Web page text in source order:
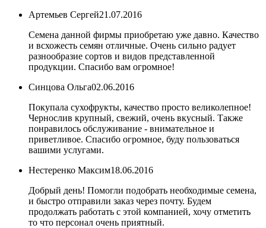
Артемьев Сергей21.07.2016
Семена данной фирмы приобретаю уже давно. Качество
и всхожесть семян отличные. Очень сильно радует
разнообразие сортов и видов представленной
продукции. Спасибо вам огромное!
Синцова Ольга02.06.2016
Покупала сухофрукты, качество просто великолепное!
Чернослив крупный, свежий, очень вкусный. Также
понравилось обслуживание - внимательное и
приветливое. Спасибо огромное, буду пользоваться
вашими услугами.
Нестеренко Максим18.06.2016
Добрый день! Помогли подобрать необходимые семена,
и быстро отправили заказ через почту. Будем
продолжать работать с этой компанией, хочу отметить
то что персонал очень приятный.